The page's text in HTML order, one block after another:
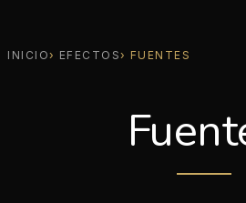
INICIO EFECTOS FUENTES